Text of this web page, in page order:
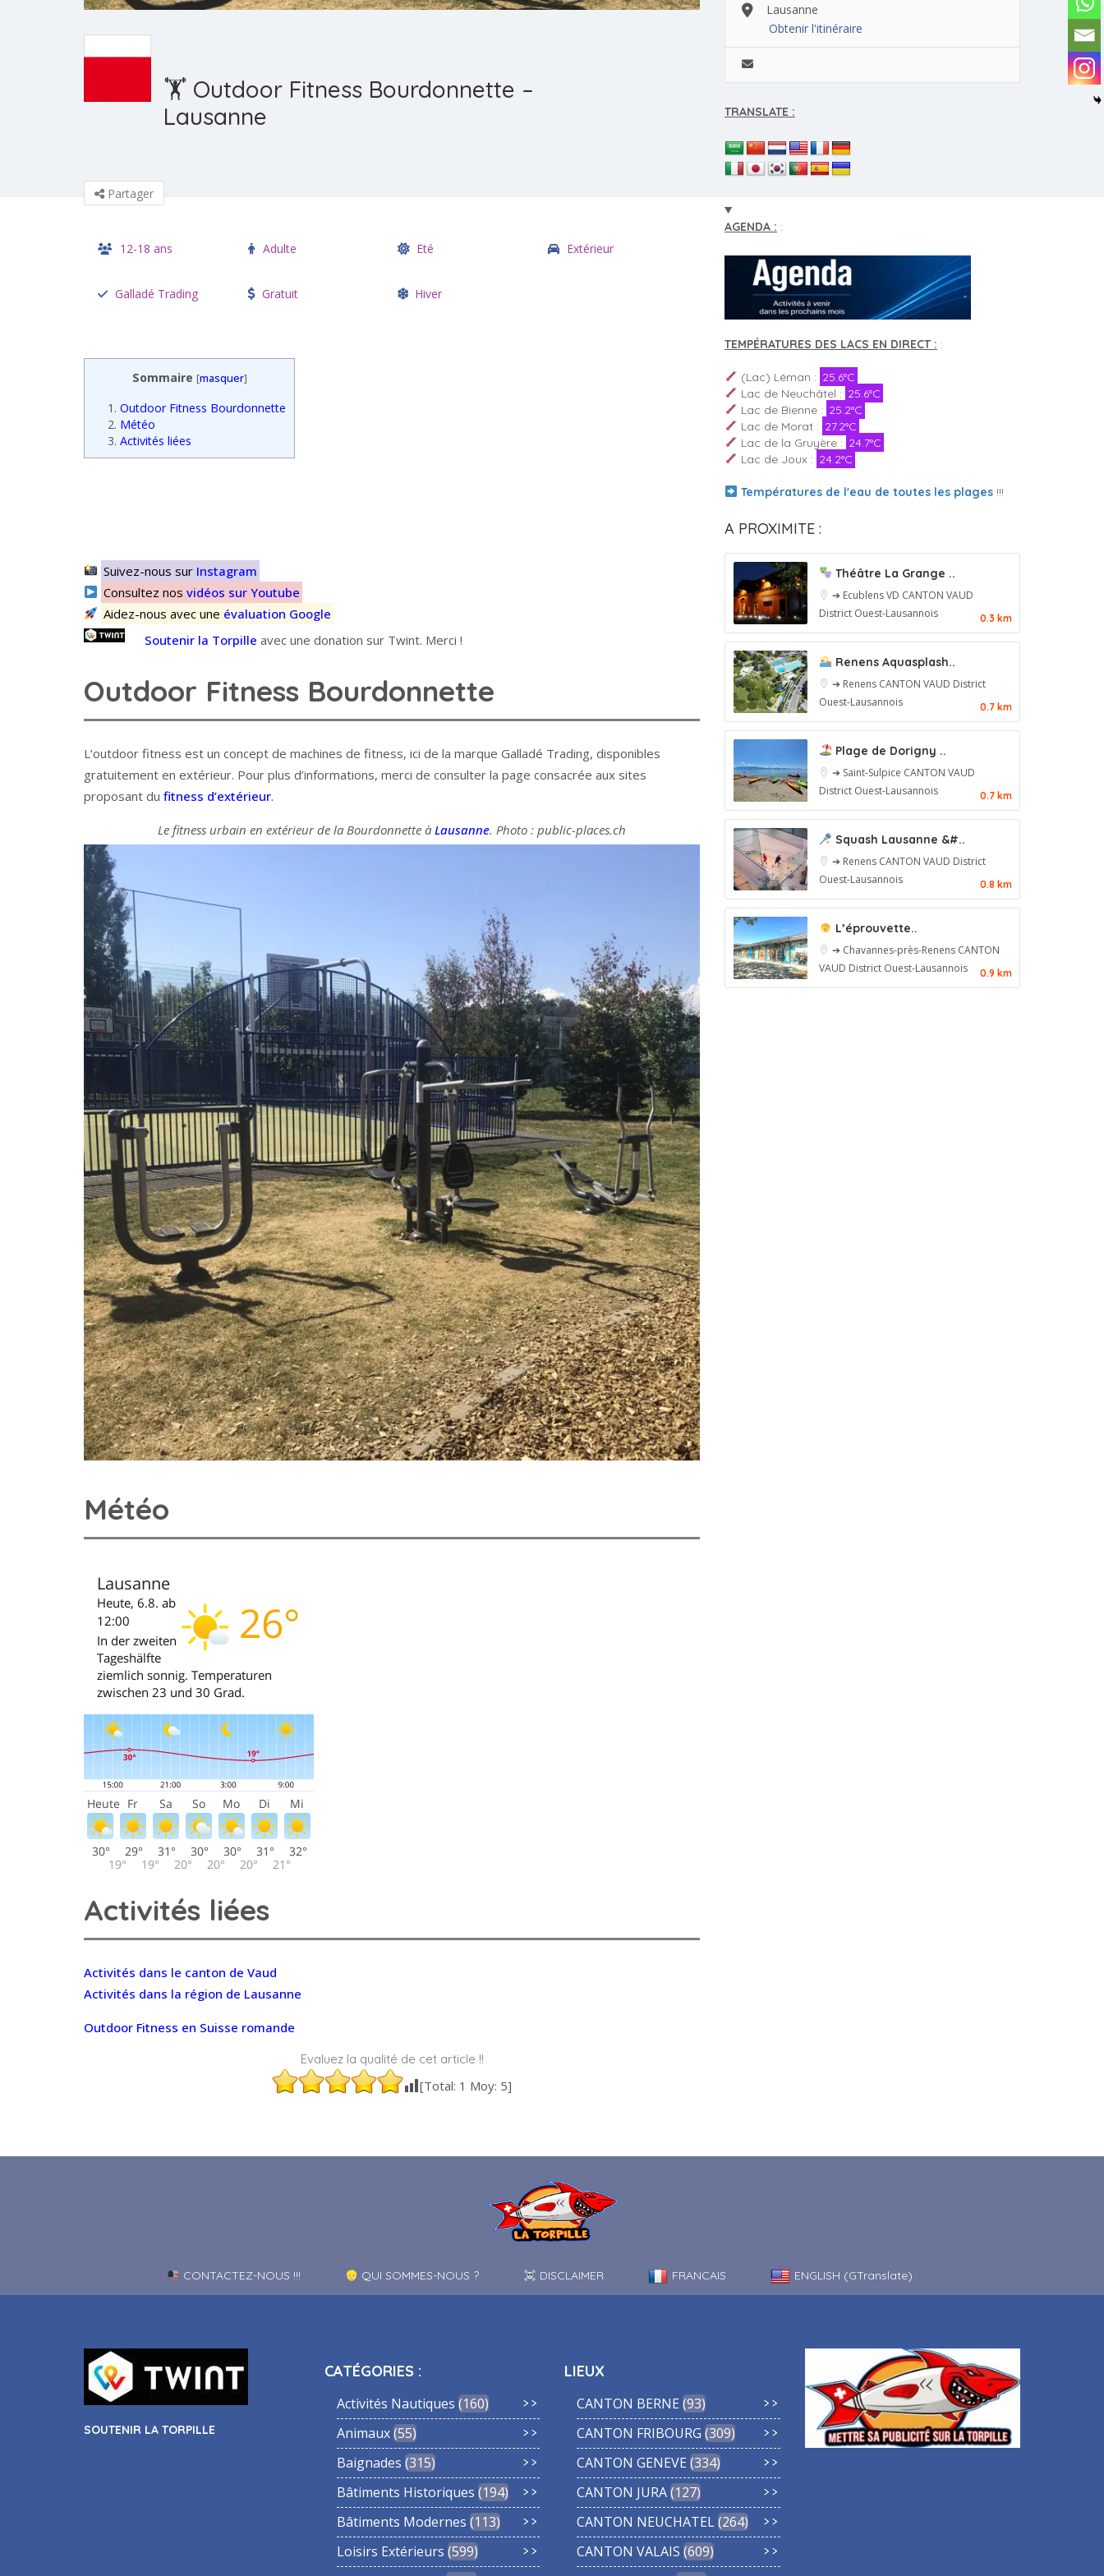
🏋️ Outdoor Fitness Bourdonnette –
Lausanne
Partager
12-18 ans Adulte Eté Extérieur
Galladé Trading Gratuit Hiver
Sommaire [masquer]
1. Outdoor Fitness Bourdonnette
2. Météo
3. Activités liées
Suivez-nous sur Instagram
Consultez nosvidéos sur Youtube
Aidez-nous avec une évaluation Google
Soutenir la Torpille avec une donation sur Twint. Merci !
Outdoor Fitness Bourdonnette
L’outdoor fitness est un concept de machines de fitness, ici de la marque Galladé Trading, disponibles
gratuitement en extérieur. Pour plus d’informations, merci de consulter la page consacrée aux sites
proposant du fitness d’extérieur.
Le fitness urbain en extérieur de la Bourdonnette à Lausanne. Photo : public-places.ch
Météo
Activités liées
Activités dans le canton de Vaud
Activités dans la région de Lausanne
Outdoor Fitness en Suisse romande
Evaluez la qualité de cet article !!
[Total: 1 Moy: 5]
Lausanne
Obtenir l'itinéraire
TRANSLATE :
AGENDA : :
TEMPÉRATURES DES LACS EN DIRECT : :
(Lac) Léman : 25.6°C
Lac de Neuchâtel : 25.6°C
Lac de Bienne : 25.2°C
Lac de Morat : 27.2°C
Lac de la Gruyère : 24.7°C
Lac de Joux : 24.2°C
Températures de l'eau de toutes les plages!!!
A PROXIMITE :
Théâtre La Grange ..
➔ Ecublens VD CANTON VAUD
District Ouest-Lausannois
0.3 km
Renens Aquasplash..
➔ Renens CANTON VAUD District
Ouest-Lausannois
0.7 km
Plage de Dorigny ..
➔ Saint-Sulpice CANTON VAUD
District Ouest-Lausannois
0.7 km
Squash Lausanne &#..
➔ Renens CANTON VAUD District
Ouest-Lausannois
0.8 km
L’éprouvette..
➔ Chavannes-près-Renens CANTON
VAUD District Ouest-Lausannois 0.9 km
CONTACTEZ-NOUS !!! QUI SOMMES-NOUS ? DISCLAIMER FRANCAIS ENGLISH (GTranslate)
SOUTENIR LA TORPILLE
CATÉGORIES :
Activités Nautiques 160
Animaux 55
Baignades 315
Bâtiments Historiques 194
Bâtiments Modernes 113
Loisirs Extérieurs 599
LIEUX
CANTON BERNE 93
CANTON FRIBOURG 309
CANTON GENEVE 334
CANTON JURA 127
CANTON NEUCHATEL 264
CANTON VALAIS 609